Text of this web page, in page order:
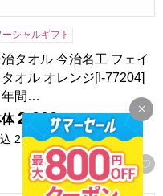
入りに登録する
ーシャルギフト
タオル 今治名工 フェイ
タオル オレンジ[I-77204]
年間…
2,000円
2,200円